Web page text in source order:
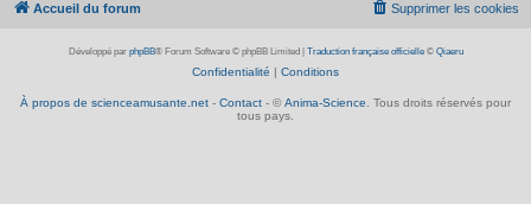
Accueil du forum Supprimer les cookies
Développé par phpBB® Forum Software © phpBB Limited Traduction française officielle© Qiaeru
Confidentialité | Conditions
À propos de scienceamusante.net - Contact - © Anima-Science. Tous droits réservés pour
tous pays.